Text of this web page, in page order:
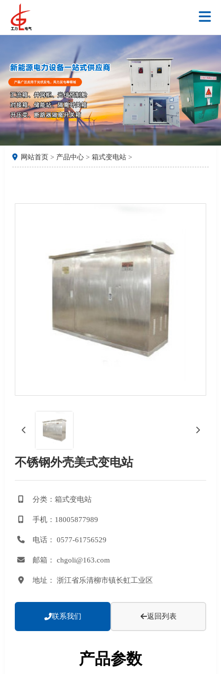
网站首页 > 产品中心 > 箱式变电站 >
不锈钢外壳美式变电站
分类：箱式变电站
手机：18005877989
电话： 0577-61756529
邮箱： chgoli@163.com
地址： 浙江省乐清柳市镇长虹工业区
联系我们 返回列表
产品参数